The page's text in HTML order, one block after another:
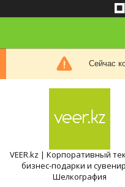
Сейчас
VEER.kz | Корпоративный
бизнес-подарки и
Шелкография